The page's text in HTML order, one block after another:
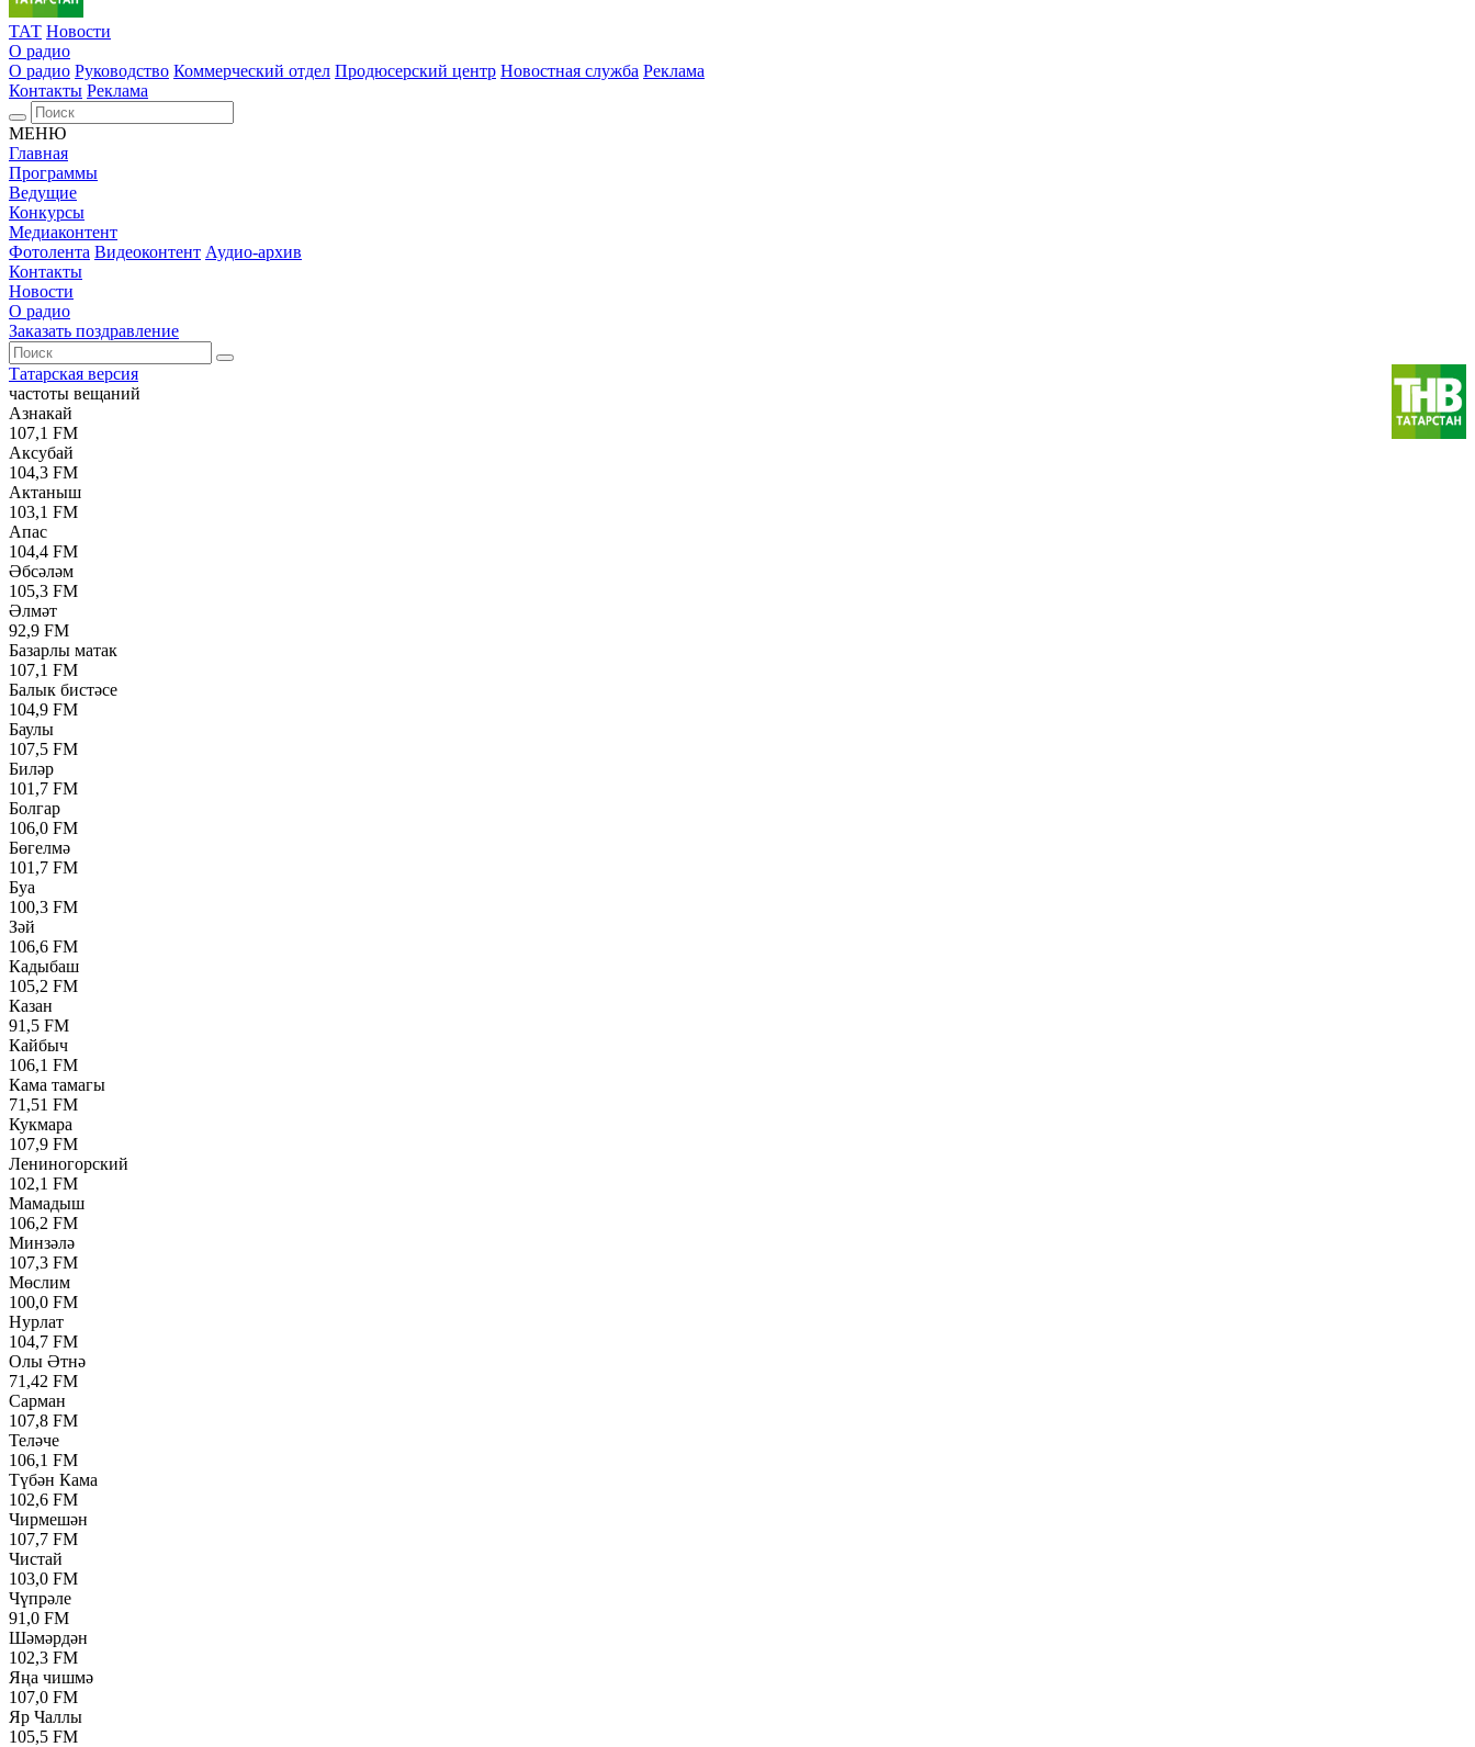
ТАТ Новости
О радио
О радио Руководство Коммерческий отдел Продюсерский центр Новостная служба Реклама
Контакты Реклама
МЕНЮ
Главная
Программы
Ведущие
Конкурсы
Медиаконтент
Фотолента Видеоконтент Аудио-архив
Контакты
Новости
О радио
Заказать поздравление
Татарская версия
частоты вещаний
Азнакай
107,1 FM
Аксубай
104,3 FM
Актаныш
103,1 FM
Апас
104,4 FM
Әбсәләм
105,3 FM
Әлмәт
92,9 FM
Базарлы матак
107,1 FM
Балык бистәсе
104,9 FM
Баулы
107,5 FM
Биләр
101,7 FM
Болгар
106,0 FM
Бөгелмә
101,7 FM
Буа
100,3 FM
Зәй
106,6 FM
Кадыбаш
105,2 FM
Казан
91,5 FM
Кайбыч
106,1 FM
Кама тамагы
71,51 FM
Кукмара
107,9 FM
Лениногорский
102,1 FM
Мамадыш
106,2 FM
Минзәлә
107,3 FM
Мөслим
100,0 FM
Нурлат
104,7 FM
Олы Әтнә
71,42 FM
Сарман
107,8 FM
Теләче
106,1 FM
Түбән Кама
102,6 FM
Чирмешән
107,7 FM
Чистай
103,0 FM
Чүпрәле
91,0 FM
Шәмәрдән
102,3 FM
Яңа чишмә
107,0 FM
Яр Чаллы
105,5 FM